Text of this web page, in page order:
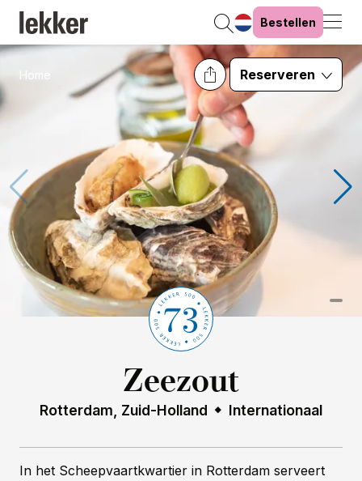
Bestellen
Home Reserveren
73
Zeezout
Rotterdam, Zuid-Holland Internationaal
In het Scheepvaartkwartier in Rotterdam serveert